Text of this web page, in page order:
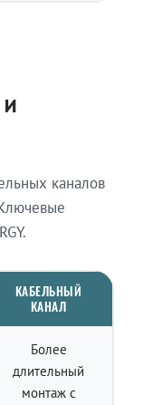
каналов
КАБЕЛЬНЫЙ
КАНАЛ
Более
длительный
монтаж с